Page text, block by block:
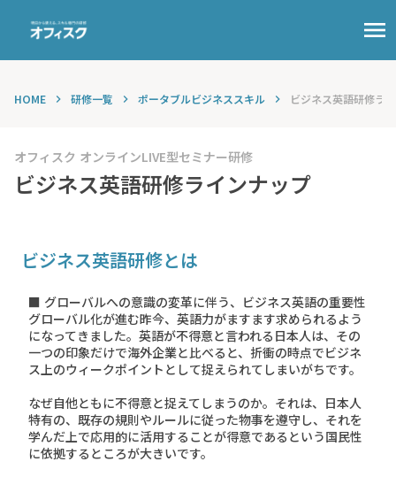
HOME keyboard_arrow_right 研修一覧 keyboard_arrow_right ポータブルビジネススキル keyboard_arrow_right ビジネス英語研修ラ
オフィスク オンラインLIVE型セミナー研修
ビジネス英語研修ラインナップ
ビジネス英語研修とは
■ グローバルへの意識の変革に伴う、ビジネス英語の重要性
グローバル化が進む昨今、英語力がますます求められるよう
になってきました。英語が不得意と言われる日本人は、その
一つの印象だけで海外企業と比べると、折衝の時点でビジネ
ス上のウィークポイントとして捉えられてしまいがちです。
なぜ自他ともに不得意と捉えてしまうのか。それは、日本人
特有の、既存の規則やルールに従った物事を遵守し、それを
学んだ上で応用的に活用することが得意であるという国民性
に依拠するところが大きいです。
menu